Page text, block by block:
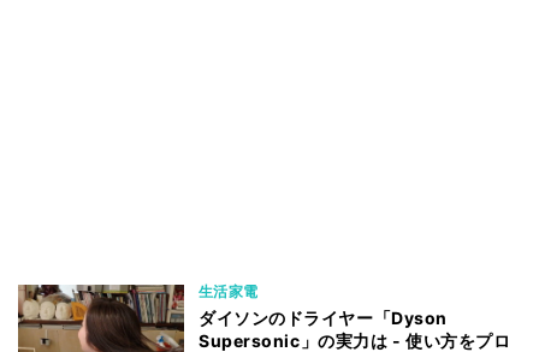
生活家電
ダイソンのドライヤー「Dyson
Supersonic」の実力は - 使い方をプロ